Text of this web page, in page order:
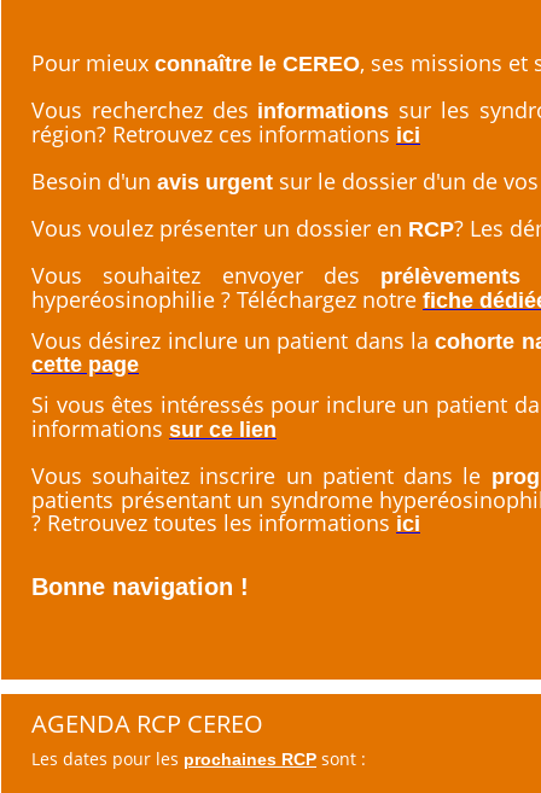
Pour mieux connaître le CEREO, ses missions
Vous recherchez des informations sur les
région? Retrouvez ces informations ici
Besoin d'un avis urgent sur le dossier d'un de
Vous voulez présenter un dossier en RCP? Les
Vous souhaitez envoyer des
prélèvements
hyperéosinophilie ? Téléchargez notre fiche
Vous désirez inclure un patient dans lacohorte
cette page
Si vous êtes intéressés pour inclure un patient
informations sur ce lien
Vous souhaitez inscrire un patient dans le
patients présentant un syndrome
? Retrouvez toutes les informationsici
Bonne navigation !
AGENDA RCP CEREO
Les dates pour les prochaines RCP sont :